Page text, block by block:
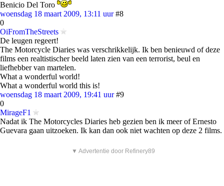
Benicio Del Toro
woensdag 18 maart 2009, 13:11 uur #8
0
OiFromTheStreets
De leugen regeert!
The Motorcycle Diaries was verschrikkelijk. Ik ben benieuwd of deze
films een realtistischer beeld laten zien van een terrorist, beul en
liefhebber van martelen.
What a wonderful world!
What a wonderful world this is!
woensdag 18 maart 2009, 19:41 uur #9
0
MirageF1
Nadat ik The Motorcycles Diaries heb gezien ben ik meer of Ernesto
Guevara gaan uitzoeken. Ik kan dan ook niet wachten op deze 2 films.
▼ Advertentie door Refinery89